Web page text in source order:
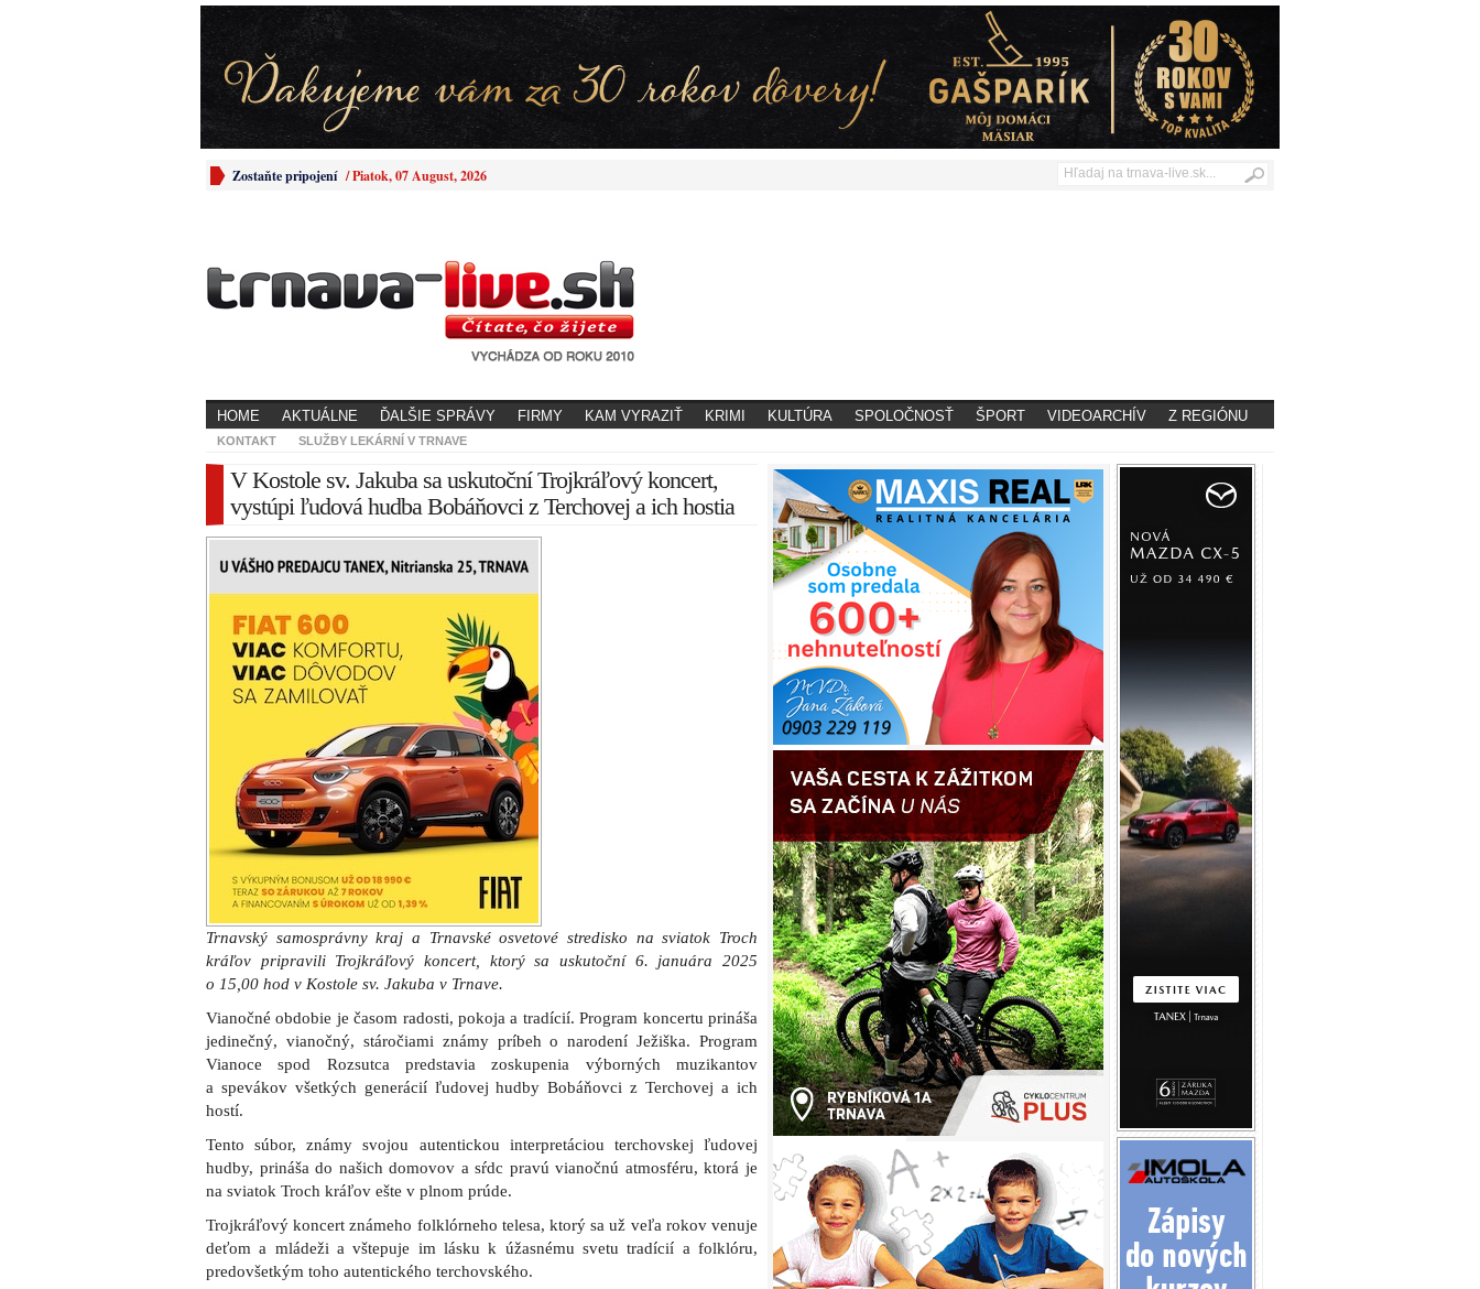
Zostaňte pripojení /Piatok, 07 August, 2026
HOME AKTUÁLNE ĎALŠIE SPRÁVY FIRMY KAM VYRAZIŤ KRIMI KULTÚRA SPOLOČNOSŤ ŠPORT VIDEOARCHÍV Z REGIÓNU
KONTAKT SLUŽBY LEKÁRNÍ V TRNAVE
V Kostole sv. Jakuba sa uskutoční Trojkráľový koncert,
vystúpi ľudová hudba Bobáňovci z Terchovej a ich hostia
Trnavský samosprávny kraj a Trnavské osvetové stredisko na sviatok Troch
kráľov pripravili Trojkráľový koncert, ktorý sa uskutoční 6. januára 2025
o 15,00 hod v Kostole sv. Jakuba v Trnave.
Vianočné obdobie je časom radosti, pokoja a tradícií. Program koncertu prináša
jedinečný, vianočný, stáročiami známy príbeh o narodení Ježiška. Program
Vianoce spod Rozsutca predstavia zoskupenia výborných muzikantov
a spevákov všetkých generácií ľudovej hudby Bobáňovci z Terchovej a ich
hostí.
Tento súbor, známy svojou autentickou interpretáciou terchovskej ľudovej
hudby, prináša do našich domovov a sŕdc pravú vianočnú atmosféru, ktorá je
na sviatok Troch kráľov ešte v plnom prúde.
Trojkráľový koncert známeho folklórneho telesa, ktorý sa už veľa rokov venuje
deťom a mládeži a vštepuje im lásku k úžasnému svetu tradícií a folklóru,
predovšetkým toho autentického terchovského.